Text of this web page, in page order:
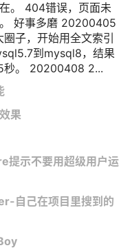
。 404错误，页面未
好事多磨 20200405
子，开始用全文索引
到mysql8，结果
秒。 20200408 2...
果
示不要用超级用户运
自己在项目里搜到的